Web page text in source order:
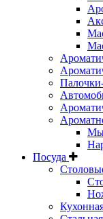
Посуда